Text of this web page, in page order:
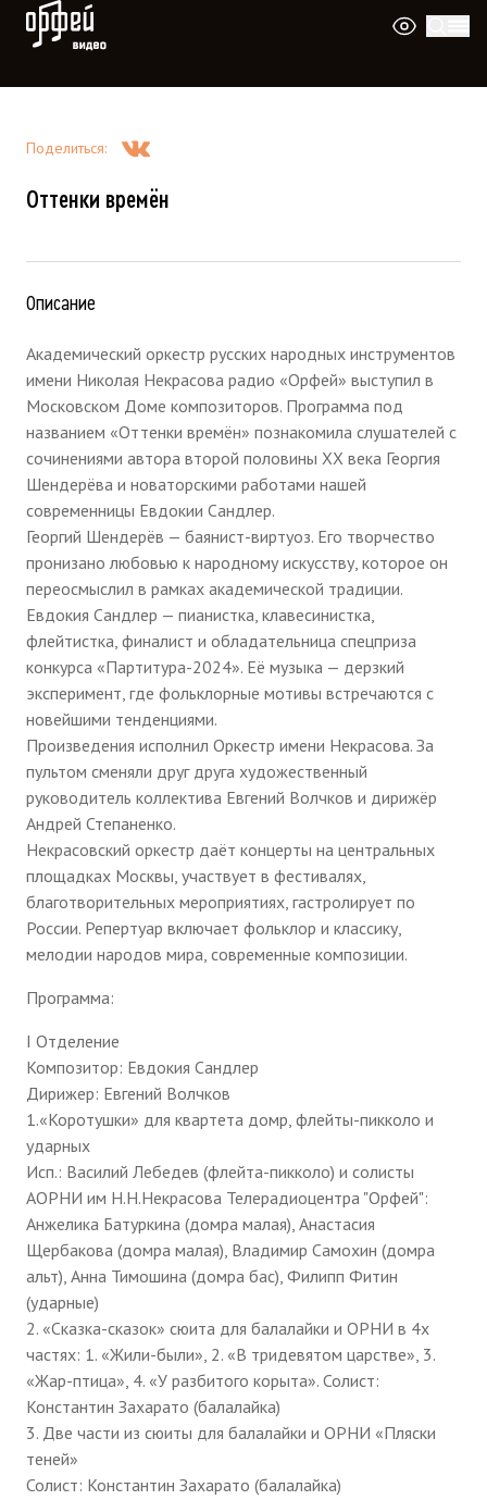
Видео Орфей
Поделиться:
Оттенки времён
Описание
Академический оркестр русских народных инструментов
имени Николая Некрасова радио «Орфей» выступил в
Московском Доме композиторов. Программа под
названием «Оттенки времён» познакомила слушателей с
сочинениями автора второй половины XX века Георгия
Шендерёва и новаторскими работами нашей
современницы Евдокии Сандлер.
Георгий Шендерёв — баянист-виртуоз. Его творчество
пронизано любовью к народному искусству, которое он
переосмыслил в рамках академической традиции.
Евдокия Сандлер — пианистка, клавесинистка,
флейтистка, финалист и обладательница спецприза
конкурса «Партитура-2024». Её музыка — дерзкий
эксперимент, где фольклорные мотивы встречаются с
новейшими тенденциями.
Произведения исполнил Оркестр имени Некрасова. За
пультом сменяли друг друга художественный
руководитель коллектива Евгений Волчков и дирижёр
Андрей Степаненко.
Некрасовский оркестр даёт концерты на центральных
площадках Москвы, участвует в фестивалях,
благотворительных мероприятиях, гастролирует по
России. Репертуар включает фольклор и классику,
мелодии народов мира, современные композиции.
Программа:
I Отделение
Композитор: Евдокия Сандлер
Дирижер: Евгений Волчков
1.«Коротушки» для квартета домр, флейты-пикколо и
ударных
Исп.: Василий Лебедев (флейта-пикколо) и солисты
АОРНИ им Н.Н.Некрасова Телерадиоцентра "Орфей":
Анжелика Батуркина (домра малая), Анастасия
Щербакова (домра малая), Владимир Самохин (домра
альт), Анна Тимошина (домра бас), Филипп Фитин
(ударные)
2. «Сказка-сказок» сюита для балалайки и ОРНИ в 4х
частях: 1. «Жили-были», 2. «В тридевятом царстве», 3.
«Жар-птица», 4. «У разбитого корыта». Солист:
Константин Захарато (балалайка)
3. Две части из сюиты для балалайки и ОРНИ «Пляски
теней»
Солист: Константин Захарато (балалайка)